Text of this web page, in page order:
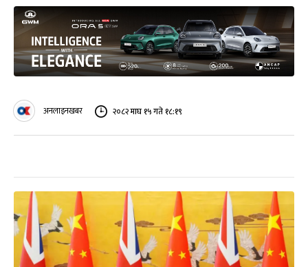
अनलाइनखबर २०८२ माघ १५ गते १८:१९